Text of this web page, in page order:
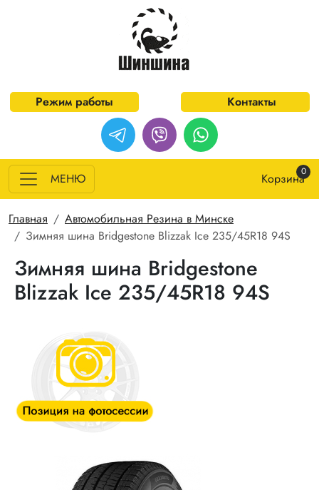
Перейти к основному содержанию
Режим работы Контакты
МЕНЮ Корзина0
Строка навигации
Главная
Автомобильная Резина в Минске
Зимняя шина Bridgestone Blizzak Ice 235/45R18 94S
Зимняя шина Bridgestone
Blizzak Ice 235/45R18 94S